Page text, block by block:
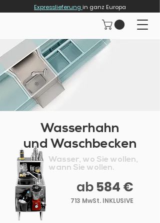
Expresslieferung in ganz Europa
Wasserhahn
und Waschbecken
Wasser, wo Sie wollen,
wann Sie wollen.
713 MwSt. INKLUSIVE
ab 584 €